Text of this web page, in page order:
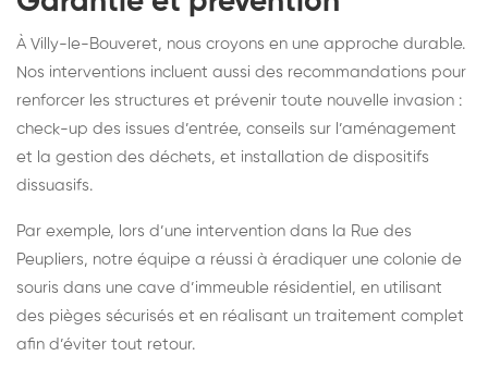
À Villy-le-Bouveret, nous croyons en une approche durable.
Nos interventions incluent aussi des recommandations pour
renforcer les structures et prévenir toute nouvelle invasion :
check-up des issues d’entrée, conseils sur l’aménagement
et la gestion des déchets, et installation de dispositifs
dissuasifs.
Par exemple, lors d’une intervention dans la Rue des
Peupliers, notre équipe a réussi à éradiquer une colonie de
souris dans une cave d’immeuble résidentiel, en utilisant
des pièges sécurisés et en réalisant un traitement complet
afin d’éviter tout retour.